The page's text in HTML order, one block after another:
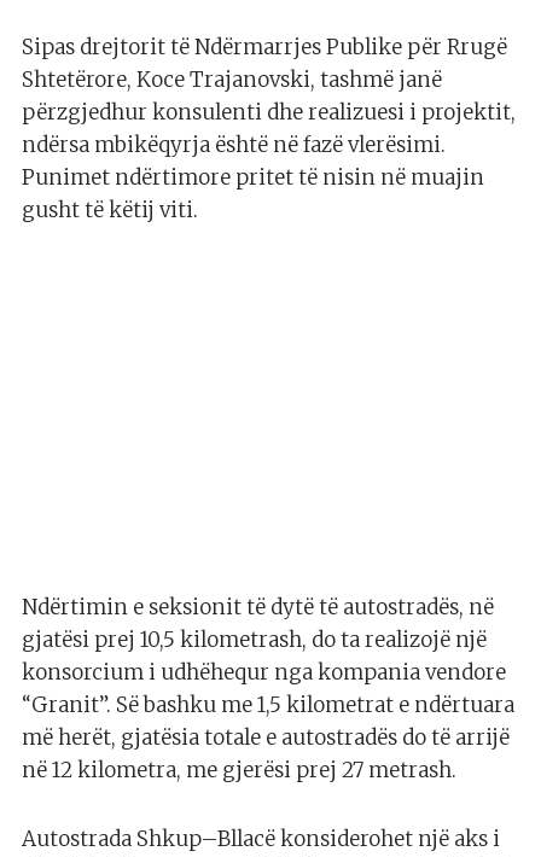
Sipas drejtorit të Ndërmarrjes Publike për Rrugë
Shtetërore, Koce Trajanovski, tashmë janë
përzgjedhur konsulenti dhe realizuesi i projektit,
ndërsa mbikëqyrja është në fazë vlerësimi.
Punimet ndërtimore pritet të nisin në muajin
gusht të këtij viti.
Ndërtimin e seksionit të dytë të autostradës, në
gjatësi prej 10,5 kilometrash, do ta realizojë një
konsorcium i udhëhequr nga kompania vendore
“Granit”. Së bashku me 1,5 kilometrat e ndërtuara
më herët, gjatësia totale e autostradës do të arrijë
në 12 kilometra, me gjerësi prej 27 metrash.
Autostrada Shkup–Bllacë konsiderohet një aks i